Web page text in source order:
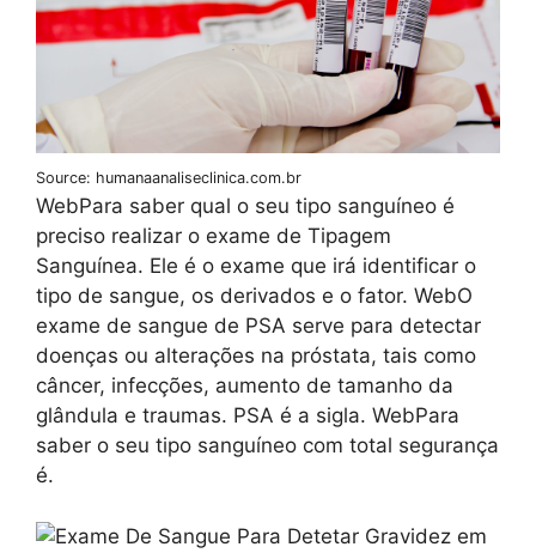
Source: humanaanaliseclinica.com.br
WebPara saber qual o seu tipo sanguíneo é
preciso realizar o exame de Tipagem
Sanguínea. Ele é o exame que irá identificar o
tipo de sangue, os derivados e o fator. WebO
exame de sangue de PSA serve para detectar
doenças ou alterações na próstata, tais como
câncer, infecções, aumento de tamanho da
glândula e traumas. PSA é a sigla. WebPara
saber o seu tipo sanguíneo com total segurança
é.